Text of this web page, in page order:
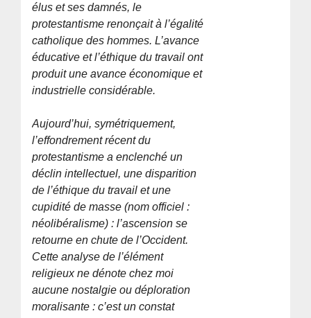
élus et ses damnés, le
protestantisme renonçait à l’égalité
catholique des hommes. L’avance
éducative et l’éthique du travail ont
produit une avance économique et
industrielle considérable.
Aujourd’hui, symétriquement,
l’effondrement récent du
protestantisme a enclenché un
déclin intellectuel, une disparition
de l’éthique du travail et une
cupidité de masse (nom officiel :
néolibéralisme) : l’ascension se
retourne en chute de l’Occident.
Cette analyse de l’élément
religieux ne dénote chez moi
aucune nostalgie ou déploration
moralisante : c’est un constat